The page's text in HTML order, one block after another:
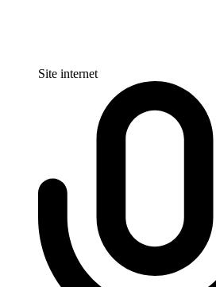
Site internet